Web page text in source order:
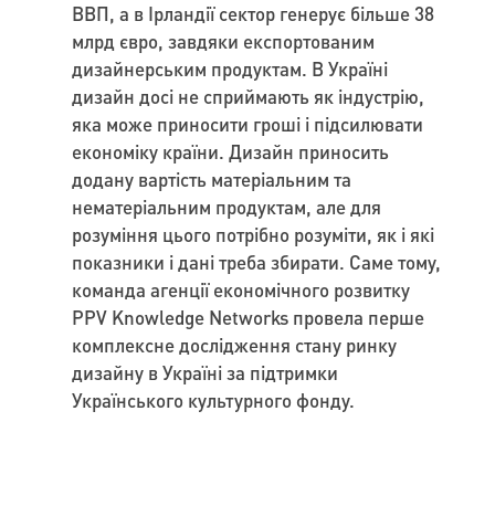
ВВП, а в Ірландії сектор генерує більше 38
млрд євро, завдяки експортованим
дизайнерським продуктам. В Україні
дизайн досі не сприймають як індустрію,
яка може приносити гроші і підсилювати
економіку країни. Дизайн приносить
додану вартість матеріальним та
нематеріальним продуктам, але для
розуміння цього потрібно розуміти, як і які
показники і дані треба збирати. Саме тому,
команда агенції економічного розвитку
PPV Knowledge Networks провела перше
комплексне дослідження стану ринку
дизайну в Україні за підтримки
Українського культурного фонду.